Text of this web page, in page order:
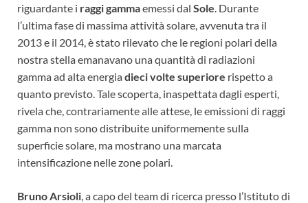
riguardante i raggi gammaemessi dal Sole . Durante
l’ultima fase di massima attività solare, avvenuta tra il
2013 e il 2014, è stato rilevato che le regioni polari della
nostra stella emanavano una quantità di radiazioni
gamma ad alta energiadieci volte superiore rispetto a
quanto previsto. Tale scoperta, inaspettata dagli esperti,
rivela che, contrariamente alle attese, le emissioni di raggi
gamma non sono distribuite uniformemente sulla
superficie solare, ma mostrano una marcata
intensificazione nelle zone polari.
Bruno Arsioli , a capo del team di ricerca presso l’Istituto di